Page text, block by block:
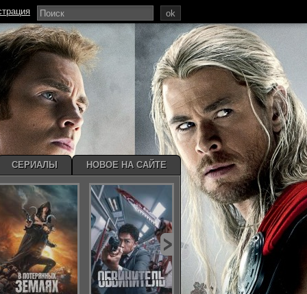
ok
СЕРИАЛЫ НОВОЕ НА САЙТЕ